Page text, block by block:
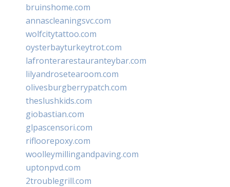
bruinshome.com
annascleaningsvc.com
wolfcitytattoo.com
oysterbayturkeytrot.com
lafronterarestauranteybar.com
lilyandrosetearoom.com
olivesburgberrypatch.com
theslushkids.com
giobastian.com
glpascensori.com
rifloorepoxy.com
woolleymillingandpaving.com
uptonpvd.com
2troublegrill.com